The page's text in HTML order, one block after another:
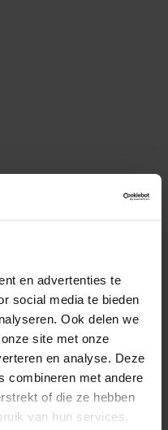
en advertenties te
social media te bieden
Ook delen we
site met onze
en analyse. Deze
combineren met andere
of die ze hebben
van hun services.